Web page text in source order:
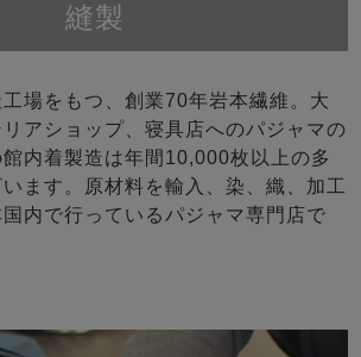
縫製
場をもつ、創業70年岩本繊維。大
アショップ、寝具店へのパジャマの
内着製造は年間10,000枚以上の多
ます。原材料を輸入、染、織、加工
内で行っているパジャマ専門店で